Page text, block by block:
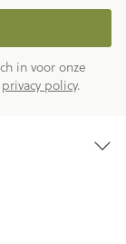
in voor onze
privacy policy.